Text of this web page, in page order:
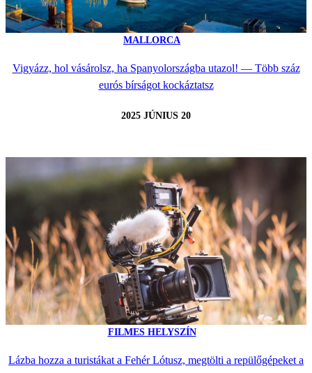
MALLORCA
Vigyázz, hol vásárolsz, ha Spanyolországba utazol! — Több száz
eurós bírságot kockáztatsz
2025 JÚNIUS 20
FILMES HELYSZÍN
Lázba hozza a turistákat a Fehér Lótusz, megtölti a repülőgépeket a